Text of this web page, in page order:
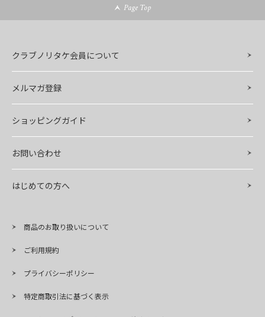
Page Top
クラブノリタケ会員について
メルマガ登録
ショッピングガイド
お問い合わせ
はじめての方へ
商品のお取り扱いについて
ご利用規約
プライバシーポリシー
特定商取引法に基づく表示